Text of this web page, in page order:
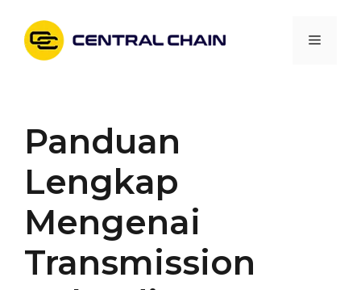
content
Menu
Panduan
Lengkap
Mengenai
Transmission